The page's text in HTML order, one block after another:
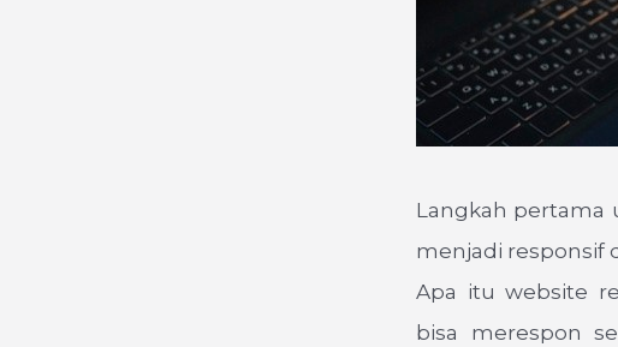
Langkah pertama
menjadi responsif
Apa itu website
bisa merespon